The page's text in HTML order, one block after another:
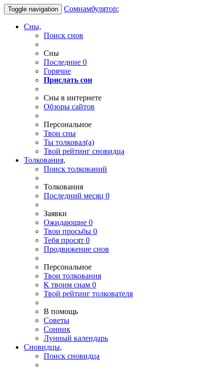
Toggle navigation Сомнамбулятор:
Сны,
Поиск снов
Сны
Последние 0
Горячие
Прислать сон
Сны в интернете
Обзоры сайтов
Персональное
Твои сны
Ты толковал(а)
Твой рейтинг сновидца
Толкования,
Поиск толкований
Толкования
Последний месяц 0
Заявки
Ожидающие 0
Твои просьбы 0
Тебя просят 0
Продвижение снов
Персональное
Твои толкования
К твоим снам 0
Твой рейтинг толкователя
В помощь
Советы
Сонник
Лунный календарь
Сновидцы,
Поиск сновидца